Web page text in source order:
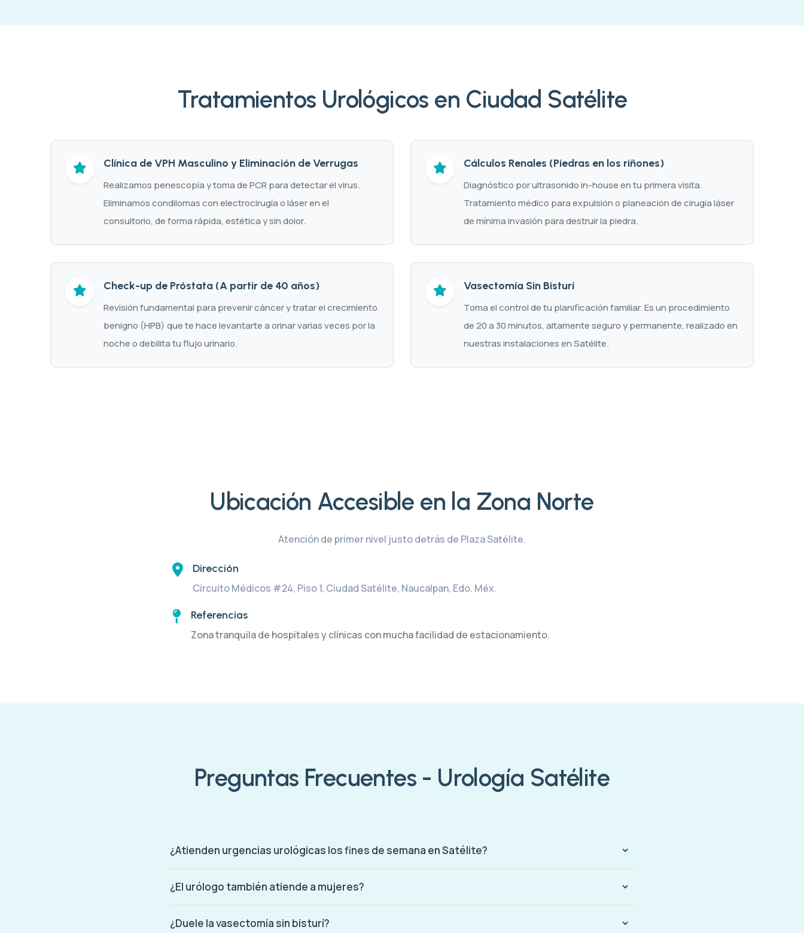
Tratamientos Urológicos en Ciudad Satélite
Clínica de VPH Masculino y Eliminación de Verrugas
Realizamos penescopía y toma de PCR para detectar el virus.
Eliminamos condilomas con electrocirugía o láser en el
consultorio, de forma rápida, estética y sin dolor.
Cálculos Renales (Piedras en los riñones)
Diagnóstico por ultrasonido in-house en tu primera visita.
Tratamiento médico para expulsión o planeación de cirugía láser
de mínima invasión para destruir la piedra.
Check-up de Próstata (A partir de 40 años)
Revisión fundamental para prevenir cáncer y tratar el crecimiento
benigno (HPB) que te hace levantarte a orinar varias veces por la
noche o debilita tu flujo urinario.
Vasectomía Sin Bisturí
Toma el control de tu planificación familiar. Es un procedimiento
de 20 a 30 minutos, altamente seguro y permanente, realizado en
nuestras instalaciones en Satélite.
Ubicación Accesible en la Zona Norte
Atención de primer nivel justo detrás de Plaza Satélite.
Dirección
Circuito Médicos #24, Piso 1, Ciudad Satélite, Naucalpan, Edo. Méx.
Referencias
Zona tranquila de hospitales y clínicas con mucha facilidad de estacionamiento.
Preguntas Frecuentes - Urología Satélite
¿Atienden urgencias urológicas los fines de semana en Satélite?
¿El urólogo también atiende a mujeres?
¿Duele la vasectomía sin bisturí?